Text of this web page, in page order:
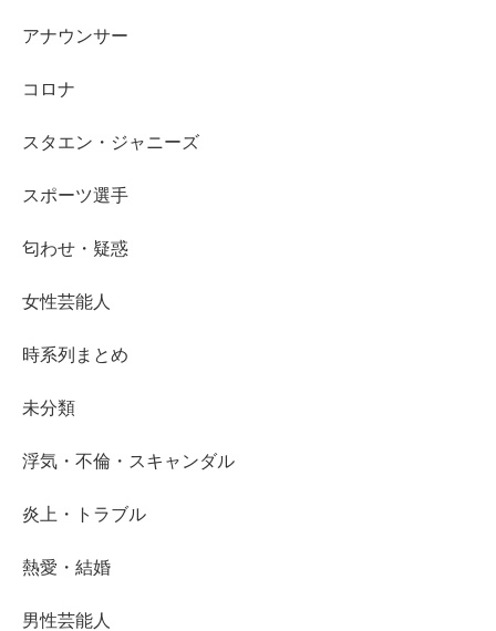
アナウンサー
コロナ
スタエン・ジャニーズ
スポーツ選手
匂わせ・疑惑
女性芸能人
時系列まとめ
未分類
浮気・不倫・スキャンダル
炎上・トラブル
熱愛・結婚
男性芸能人